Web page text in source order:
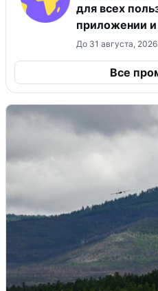
для всех
приложении и
До 31 августа, 2026
Все